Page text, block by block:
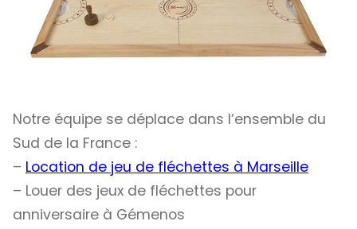
Notre équipe se déplace dans l’ensemble du
Sud de la France :
– Location de jeu de fléchettes à Marseille
– Louer des jeux de fléchettes pour
anniversaire à Gémenos